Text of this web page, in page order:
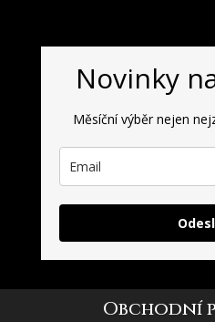
Novinky
Měsíční výběr nejen
Obchodní